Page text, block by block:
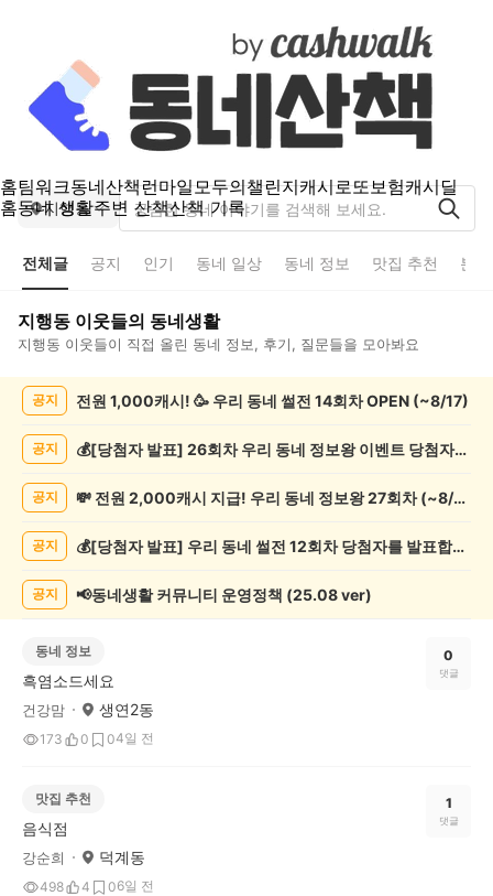
홈팀워크동네산책런마일모두의챌린지캐시로또보험캐시딜
홈동네 생활주변 산책산책 기록
지행동
전체글 공지 인기 동네 일상 동네 정보 맛집 추천 분
지행동 이웃들의 동네생활
지행동 이웃들이 직접 올린 동네 정보, 후기, 질문들을 모아봐요
공지 전원 1,000캐시! 🥳 우리 동네 썰전 14회차 OPEN (~8/17)
공지 💰[당첨자 발표] 26회차 우리 동네 정보왕 이벤트 당첨자를 발표합니다!
공지 💸 전원 2,000캐시 지급! 우리 동네 정보왕 27회차 (~8/10)
공지 💰[당첨자 발표] 우리 동네 썰전 12회차 당첨자를 발표합니다!
공지 📢동네생활 커뮤니티 운영정책 (25.08 ver)
동네 정보
흑염소드세요
건강맘 생연2동
173 0 04일 전
0
댓글
맛집 추천
음식점
강순희 덕계동
498 4 06일 전
1
댓글